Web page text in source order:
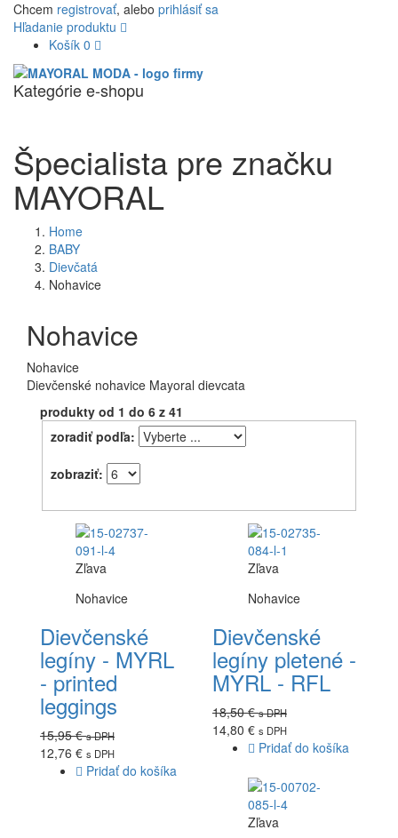
Chcem registrovať, alebo prihlásiť sa
Hľadanie produktu
Košík 0
Kategórie e-shopu
Špecialista pre značku
MAYORAL
Home
BABY
Dievčatá
Nohavice
Nohavice
Nohavice
Dievčenské nohavice Mayoral dievcata
produkty od 1 do 6 z 41
zoradiť podľa:
zobraziť:
Zľava
Nohavice
Dievčenské
legíny - MYRL
- printed
leggings
15,95 €s DPH
12,76 € s DPH
Pridať do košíka
Zľava
Nohavice
Dievčenské
legíny pletené -
MYRL - RFL
18,50 €s DPH
14,80 € s DPH
Pridať do košíka
Zľava